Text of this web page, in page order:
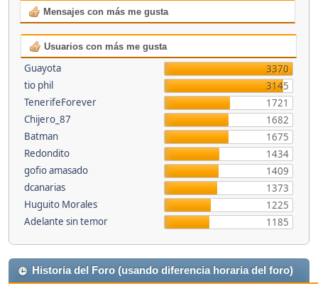
Mensajes con más me gusta
Usuarios con más me gusta
Guayota
3370
tio phil
3145
TenerifeForever
1721
Chijero_87
1682
Batman
1675
Redondito
1434
gofio amasado
1409
dcanarias
1373
Huguito Morales
1225
Adelante sin temor
1185
Historia del Foro (usando diferencia horaria del foro)